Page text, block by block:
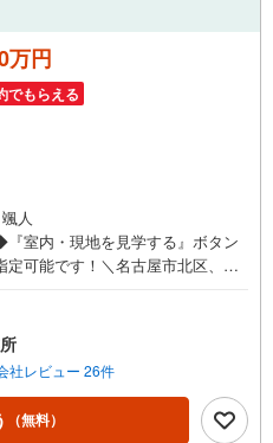
万円
でもらえる
人
室内・現地を見学する』ボタン
定可能です！＼名古屋市北区、守
依頼を数多くいただいている不
上で分かる立地環境はもちろ
たお客様に現地の生の声をもと
。＼平日のお住まい探しの方へ/
契約など平日にお住まい探しをさ
ご用意しています。＼お仕事で忙
社レビュー 26件
（無料）